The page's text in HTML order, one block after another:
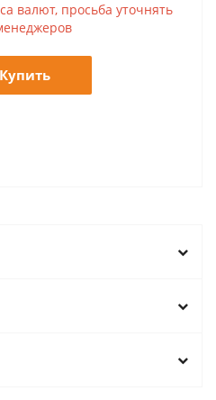
валют, просьба уточнять
Купить